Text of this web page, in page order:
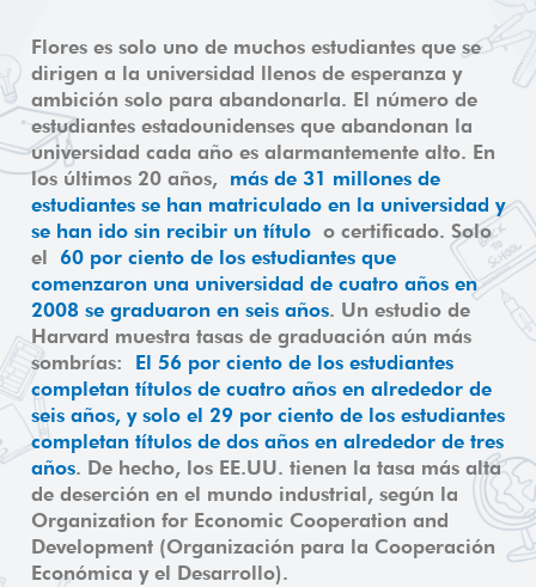
Flores es solo uno de muchos estudiantes que se
dirigen a la universidad llenos de esperanza y
ambición solo para abandonarla. El número de
estudiantes estadounidenses que abandonan la
universidad cada año es alarmantemente alto. En
los últimos 20 años, más de 31 millones de
estudiantes se han matriculado en la universidad y
se han ido sin recibir un título o certificado. Solo
el 60 por ciento de los estudiantes que
comenzaron una universidad de cuatro años en
2008 se graduaron en seis años. Un estudio de
Harvard muestra tasas de graduación aún más
sombrías: El 56 por ciento de los estudiantes
completan títulos de cuatro años en alrededor de
seis años, y solo el 29 por ciento de los estudiantes
completan títulos de dos años en alrededor de tres
años. De hecho, los EE.UU. tienen la tasa más alta
de deserción en el mundo industrial, según la
Organization for Economic Cooperation and
Development (Organización para la Cooperación
Económica y el Desarrollo).